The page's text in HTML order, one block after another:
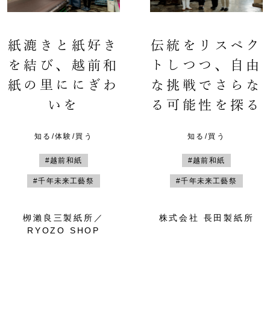
紙漉きと紙好き
を結び、越前和
紙の里ににぎわ
いを
知る/体験/買う
#越前和紙
#千年未来工藝祭
栁瀨良三製紙所／
RYOZO SHOP
伝統をリスペク
トしつつ、自由
な挑戦でさらな
る可能性を探る
知る/買う
#越前和紙
#千年未来工藝祭
株式会社 長田製紙所